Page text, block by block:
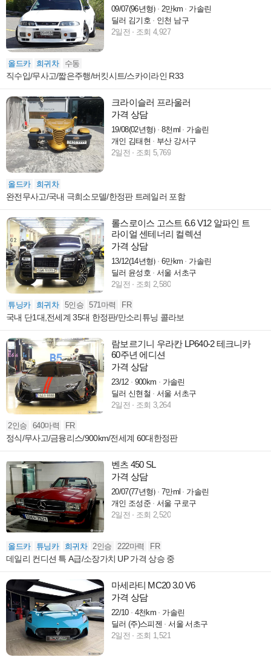
09/07(96년형) 2만km
가솔린
딜러 김기호
인천 남구
2일전
조회 4,927
올드카 희귀차 수동
직수입/무사고/짧은주행/버킷시트/스카이라인 R33
크라이슬러 프라울러
가격 상담
19/08(02년형) 8천ml
가솔린
개인 김태현
부산 강서구
2일전
조회 5,769
올드카 희귀차
완전무사고/국내 극희소모델/한정판 트레일러 포함
롤스로이스 고스트 6.6 V12 알파인 트
라이얼 센테너리 컬렉션
가격 상담
13/12(14년형) 6만km
가솔린
딜러 윤성호
서울 서초구
2일전
조회 2,580
튜닝카 희귀차 5인승 571마력 FR
국내 단1대,전세계 35대 한정판/만소리튜닝 콜라보
람보르기니 우라칸 LP640-2 테크니카
60주년 에디션
가격 상담
23/12 900km
가솔린
딜러 신현철
서울 서초구
2일전
조회 3,264
2인승 640마력 FR
정식/무사고/금융리스/900km/전세계 60대한정판
벤츠 450 SL
가격 상담
20/07(77년형) 7만ml
가솔린
개인 조성준
서울 구로구
2일전
조회 2,520
올드카 튜닝카 희귀차 2인승 222마력 FR
데일리 컨디션 특 A급/소장가치 UP 가격 상승 중
마세라티 MC20 3.0 V6
가격 상담
22/10 4천km
가솔린
딜러 (주)스피젠
서울 서초구
2일전
조회 1,521